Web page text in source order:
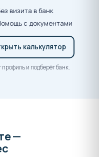
визита в банк
с документами
калькулятор
и подберёт банк.
—